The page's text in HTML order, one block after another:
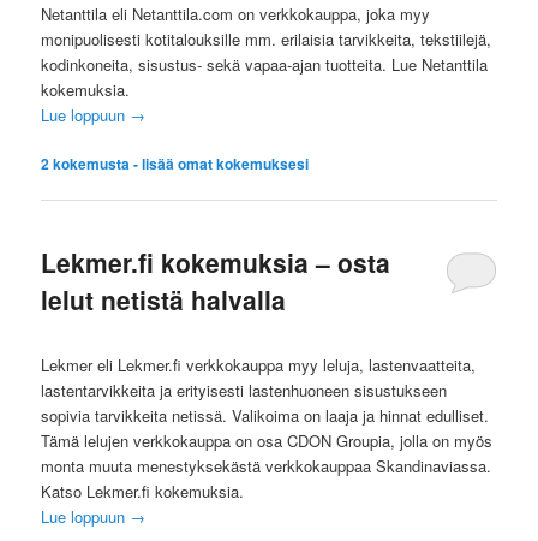
Netanttila eli Netanttila.com on verkkokauppa, joka myy
monipuolisesti kotitalouksille mm. erilaisia tarvikkeita, tekstiilejä,
kodinkoneita, sisustus- sekä vapaa-ajan tuotteita. Lue Netanttila
kokemuksia.
Lue loppuun →
2kokemusta - lisää omat kokemuksesi
Lekmer.fi kokemuksia – osta
lelut netistä halvalla
Lekmer eli Lekmer.fi verkkokauppa myy leluja, lastenvaatteita,
lastentarvikkeita ja erityisesti lastenhuoneen sisustukseen
sopivia tarvikkeita netissä. Valikoima on laaja ja hinnat edulliset.
Tämä lelujen verkkokauppa on osa CDON Groupia, jolla on myös
monta muuta menestyksekästä verkkokauppaa Skandinaviassa.
Katso Lekmer.fi kokemuksia.
Lue loppuun →